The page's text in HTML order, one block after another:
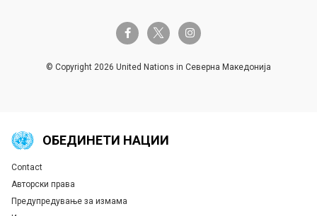
facebook-ftwitter-x instagram
© Copyright 2026 United Nations in Северна Македонија
ОБЕДИНЕТИ НАЦИИ
Global U.N. menu
Contact
Авторски права
Предупредување за измама